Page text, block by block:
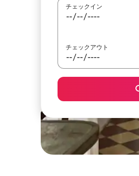
チェックイン
チェックアウト